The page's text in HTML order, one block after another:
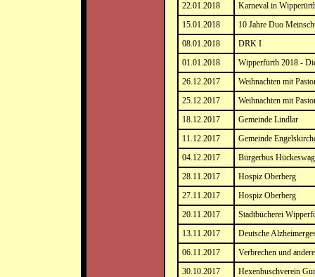
22.01.2018
Karneval in
15.01.2018
10 Jahre Duo
08.01.2018
DRK I
01.01.2018
Wipperfürth 2018 -
26.12.2017
Weihnachten mit
25.12.2017
Weihnachten mit
18.12.2017
Gemeinde Lindlar
11.12.2017
Gemeinde
04.12.2017
Bürgerbus
28.11.2017
Hospiz Oberberg
27.11.2017
Hospiz Oberberg
20.11.2017
Stadtbücherei
13.11.2017
Deutsche
06.11.2017
Verbrechen und
30.10.2017
Hexenbuschverein